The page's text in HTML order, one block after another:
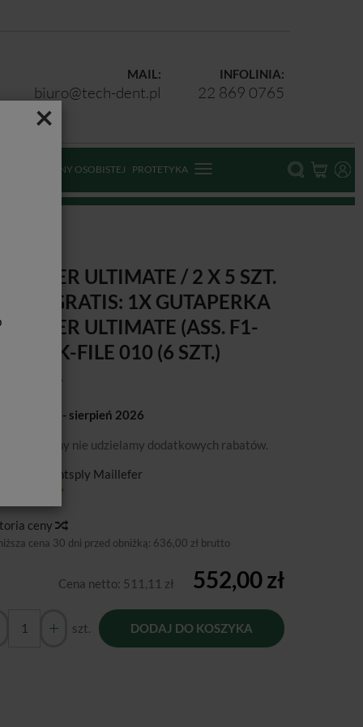
×
INFOLINIA:
22 869 0765
MAIL:
biuro@tech-dent.pl
OCHRONY OSOBISTEJ PROTETYKA
ULTIMATE / 2 X 5 SZT.
+ GRATIS: 1X GUTAPERKA
ULTIMATE (ASS. F1-
+ 1X K-FILE 010 (6 SZT.)
maj - sierpień 2026
ceny nie udzielamy dodatkowych rabatów.
Dentsply Maillefer
ceny
cena 30 dni przed obniżką: 636,00 zł brutto
Cena netto: 511,11 zł 552,00 zł
szt. DODAJ DO KOSZYKA